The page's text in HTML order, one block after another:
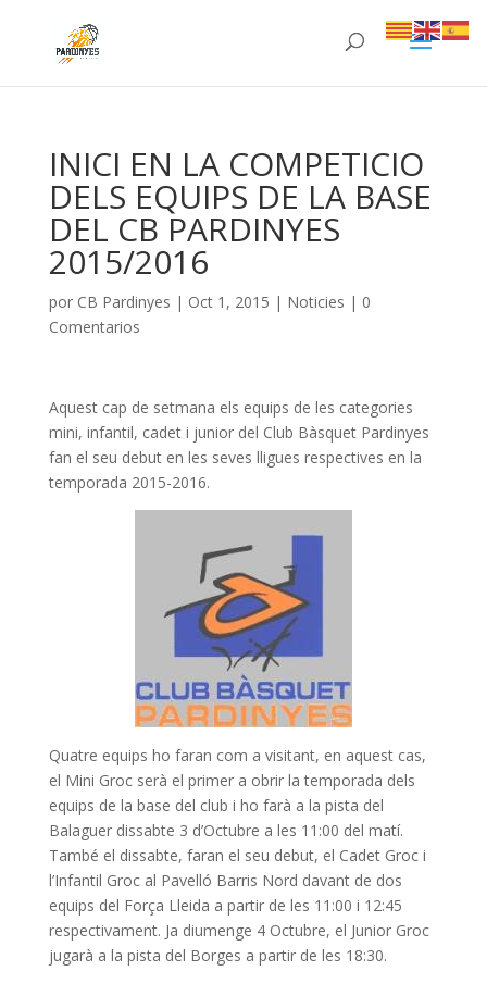
INICI EN LA COMPETICIO
DELS EQUIPS DE LA BASE
DEL CB PARDINYES
2015/2016
por CB Pardinyes | Oct 1, 2015 | Noticies | 0
Comentarios
Aquest cap de setmana els equips de les categories
mini, infantil, cadet i junior del Club Bàsquet Pardinyes
fan el seu debut en les seves lligues respectives en la
temporada 2015-2016.
Quatre equips ho faran com a visitant, en aquest cas,
el Mini Groc serà el primer a obrir la temporada dels
equips de la base del club i ho farà a la pista del
Balaguer dissabte 3 d’Octubre a les 11:00 del matí.
També el dissabte, faran el seu debut, el Cadet Groc i
l’Infantil Groc al Pavelló Barris Nord davant de dos
equips del Força Lleida a partir de les 11:00 i 12:45
respectivament. Ja diumenge 4 Octubre, el Junior Groc
jugarà a la pista del Borges a partir de les 18:30.